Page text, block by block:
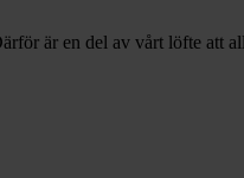
är en del av vårt löfte att